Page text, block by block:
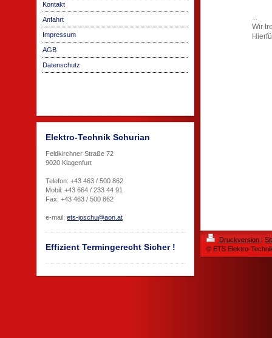
Kontakt
Anfahrt
Impressum
AGB
Datenschutz
Elektro-Technik Schurian
Feldkirchner Straße 72
9020 Klagenfurt
Telefon: +43 463 / 500 862
Mobil: +43 664 / 233 44 91
Fax: +43 463 / 500 862
e-mail: ets-joschu@aon.at
Effizient Termingerecht Sicher !
Wir
Druckversion |
© ETS Elektro-